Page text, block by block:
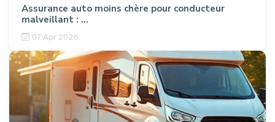
Assurance auto moins chère pour conducteur
malveillant : ...
07 Apr 2026